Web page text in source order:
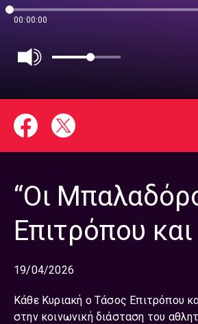
00:00:00
“Οι
Επιτρόπου
19/04/2026
Κάθε Κυριακή ο Τάσος Επιτρόπου
στην κοινωνική διάσταση του